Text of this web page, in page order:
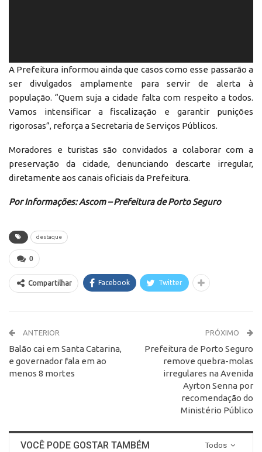
A Prefeitura informou ainda que casos como esse passarão a
ser divulgados amplamente para servir de alerta à
população. “Quem suja a cidade falta com respeito a todos.
Vamos intensificar a fiscalização e garantir punições
rigorosas”, reforça a Secretaria de Serviços Públicos.
Moradores e turistas são convidados a colaborar com a
preservação da cidade, denunciando descarte irregular,
diretamente aos canais oficiais da Prefeitura.
Por Informações: Ascom – Prefeitura de Porto Seguro
destaque
0
Compartilhar Facebook Twitter
ANTERIOR
Balão cai em Santa Catarina,
e governador fala em ao
menos 8 mortes
PRÓXIMO
Prefeitura de Porto Seguro
remove quebra-molas
irregulares na Avenida
Ayrton Senna por
recomendação do
Ministério Público
Todos
VOCÊ PODE GOSTAR TAMBÉM